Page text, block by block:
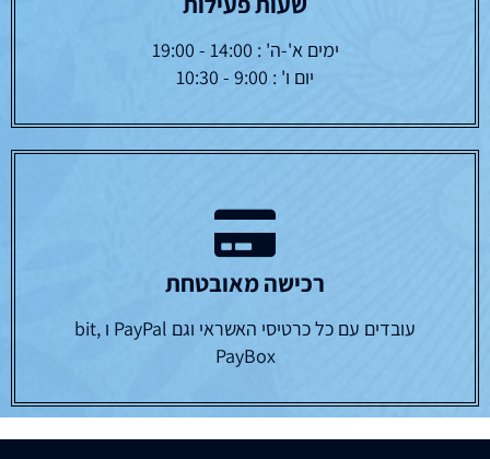
ימים א'-ה' : 14:00 - 19:00
יום ו' : 9:00 - 10:30
רכישה מאובטחת
עובדים עם כל כרטיסי האשראי וגם PayPal ו bit,
PayBox